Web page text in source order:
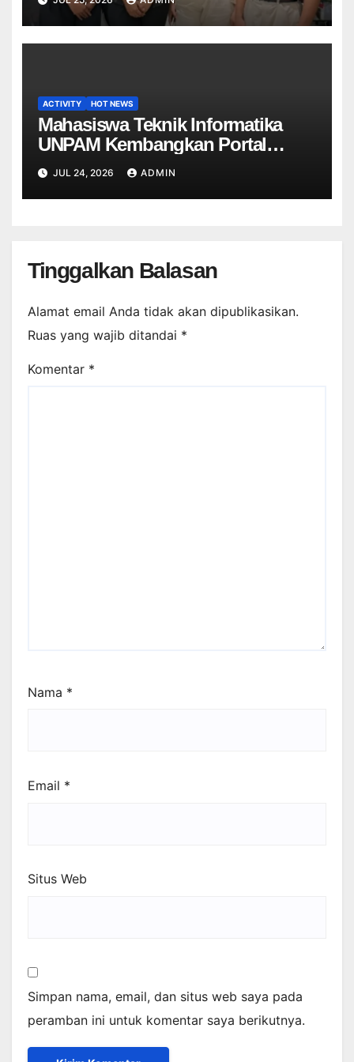
Di PT Mitra Dekostel Utama
ACTIVITY HOT NEWS
Mahasiswa Teknik Informatika
UNPAM Kembangkan Portal
Informasi Sekolah Berbasis Web
untuk SDN Curug 4
JUL 24, 2026 ADMIN
Tinggalkan Balasan
Alamat email Anda tidak akan dipublikasikan.
Ruas yang wajib ditandai *
Komentar *
Nama *
Email *
Situs Web
Simpan nama, email, dan situs web saya pada
peramban ini untuk komentar saya berikutnya.